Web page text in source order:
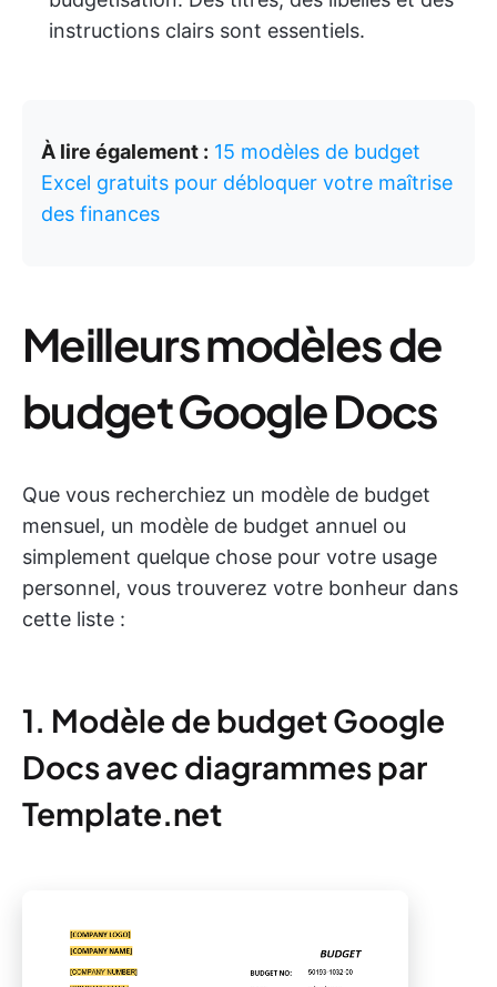
instructions clairs sont essentiels.
À lire également : 15 modèles de budget
Excel gratuits pour débloquer votre maîtrise
des finances
Meilleurs modèles de
budget Google Docs
Que vous recherchiez un modèle de budget
mensuel, un modèle de budget annuel ou
simplement quelque chose pour votre usage
personnel, vous trouverez votre bonheur dans
cette liste :
1. Modèle de budget Google
Docs avec diagrammes par
Template.net